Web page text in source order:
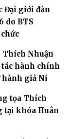
Đại giới đàn
do BTS
chức
Thích Nhuận
tác hành chính
hành giả Ni
tọa Thích
tại khóa Huân